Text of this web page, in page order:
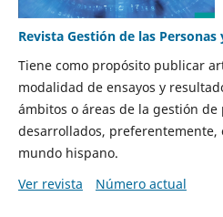
Revista Gestión de las Personas
Tiene como propósito publicar
modalidad de ensayos y
ámbitos o áreas de la gestión
desarrollados, preferentemente,
mundo hispano.
Ver revista
Número actual